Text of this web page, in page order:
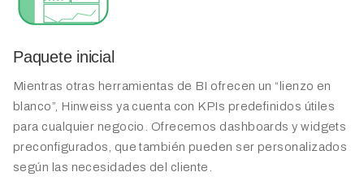
Paquete inicial
Mientras otras herramientas de BI ofrecen un “lienzo en
blanco”, Hinweiss ya cuenta con KPIs predefinidos útiles
para cualquier negocio. Ofrecemos dashboards y widgets
preconfigurados, que también pueden ser personalizados
según las necesidades del cliente.